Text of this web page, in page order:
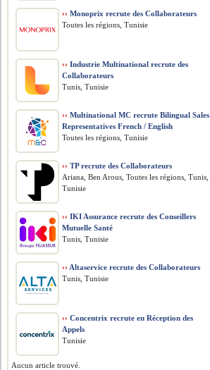
›› Monoprix recrute des Collaborateurs
Toutes les régions, Tunisie
›› Industrie Multinational recrute des
Collaborateurs
Tunis, Tunisie
›› Multinational MC recrute Bilingual Sales
Representatives French / English
Toutes les régions, Tunisie
›› TP recrute des Collaborateurs
Ariana, Ben Arous, Toutes les régions, Tunis,
Tunisie
›› IKI Assurance recrute des Conseillers
Mutuelle Santé
Tunis, Tunisie
›› Altaservice recrute des Collaborateurs
Tunis, Tunisie
›› Concentrix recrute en Réception des
Appels
Tunisie
Aucun article trouvé.